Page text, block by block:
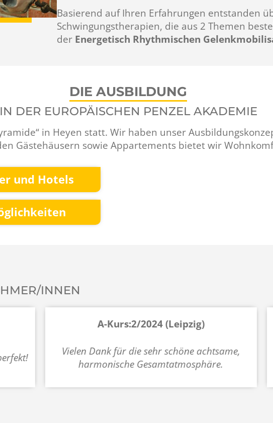
Basierend auf Ihren Erfahrungen entstanden
Schwingungstherapien, die aus 2 Themen
derEnergetisch Rhythmischen
DIE AUSBILDUNG
IN DER EUROPÄISCHEN PENZEL AKADEMIE
in Heyen statt. Wir haben unser
Gästehäusern sowie Appartements bietet wir
und Hotels
INNEN
A-Kurs:2/2024 (Leipzig)
Vielen Dank für die sehr schöne achtsame,
harmonische Gesamtatmosphäre.